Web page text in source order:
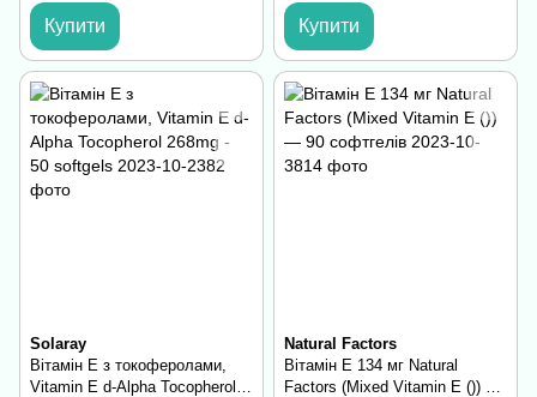
Купити Купити
Solaray
Вітамін E з токоферолами,
Vitamin E d-Alpha Tocopherol
Natural Factors
Вітамін E 134 мг Natural
Factors (Mixed Vitamin E ()) —